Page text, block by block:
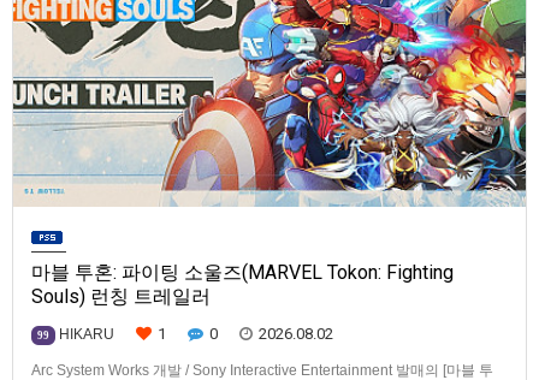
마블 투혼: 파이팅 소울즈(MARVEL Tokon: Fighting
Souls) 런칭 트레일러
99 HIKARU 1 0 2026.08.02
Arc System Works 개발 / Sony Interactive Entertainment 발매의 [마블 투